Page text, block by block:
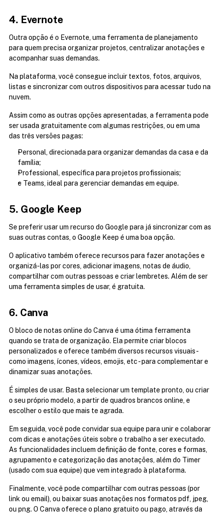
4. Evernote
Outra opção é o Evernote, uma ferramenta de planejamento
para quem precisa organizar projetos, centralizar anotações e
acompanhar suas demandas.
Na plataforma, você consegue incluir textos, fotos, arquivos,
listas e sincronizar com outros dispositivos para acessar tudo na
nuvem.
Assim como as outras opções apresentadas, a ferramenta pode
ser usada gratuitamente com algumas restrições, ou em uma
das três versões pagas:
Personal, direcionada para organizar demandas da casa e da
família;
Professional, específica para projetos profissionais;
e Teams, ideal para gerenciar demandas em equipe.
5. Google Keep
Se preferir usar um recurso do Google para já sincronizar com as
suas outras contas, o Google Keep é uma boa opção.
O aplicativo também oferece recursos para fazer anotações e
organizá-las por cores, adicionar imagens, notas de áudio,
compartilhar com outras pessoas e criar lembretes. Além de ser
uma ferramenta simples de usar, é gratuita.
6. Canva
O bloco de notas online do Canva é uma ótima ferramenta
quando se trata de organização. Ela permite criar blocos
personalizados e oferece também diversos recursos visuais -
como imagens, ícones, vídeos, emojis, etc - para complementar e
dinamizar suas anotações.
É simples de usar. Basta selecionar um template pronto, ou criar
o seu próprio modelo, a partir de quadros brancos online, e
escolher o estilo que mais te agrada.
Em seguida, você pode convidar sua equipe para unir e colaborar
com dicas e anotações úteis sobre o trabalho a ser executado.
As funcionalidades incluem definição de fonte, cores e formas,
agrupamento e categorização das anotações, além do Timer
(usado com sua equipe) que vem integrado à plataforma.
Finalmente, você pode compartilhar com outras pessoas (por
link ou email), ou baixar suas anotações nos formatos pdf, jpeg,
ou png. O Canva oferece o plano gratuito ou pago, através da